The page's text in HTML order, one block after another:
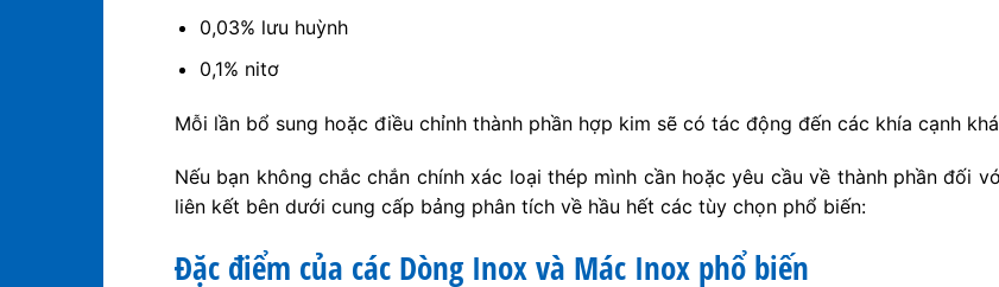
0,03% lưu huỳnh
0,1% nitơ
Mỗi lần bổ sung hoặc điều chỉnh thành phần hợp kim sẽ có tác động đến các khía cạnh
Nếu bạn không chắc chắn chính xác loại thép mình cần hoặc yêu cầu về thành phần đối
liên kết bên dưới cung cấp bảng phân tích về hầu hết các tùy chọn phổ biến:
Đặc điểm của các Dòng Inox và Mác Inox phổ biến